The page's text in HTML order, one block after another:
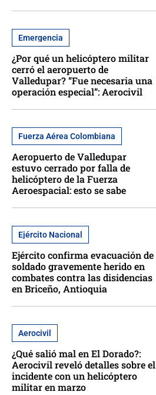
Emergencia
¿Por qué un helicóptero militar
cerró el aeropuerto de
Valledupar? “Fue necesaria una
operación especial”: Aerocivil
Fuerza Aérea Colombiana
Aeropuerto de Valledupar
estuvo cerrado por falla de
helicóptero de la Fuerza
Aeroespacial: esto se sabe
Ejército Nacional
Ejército confirma evacuación de
soldado gravemente herido en
combates contra las disidencias
en Briceño, Antioquia
Aerocivil
¿Qué salió mal en El Dorado?:
Aerocivil reveló detalles sobre el
incidente con un helicóptero
militar en marzo